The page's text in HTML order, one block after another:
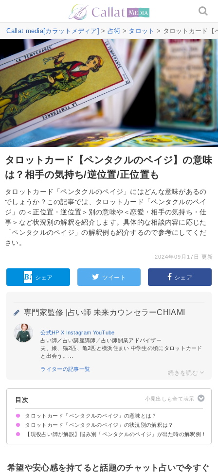
Callat media[カラットメディア] > 占術 > タロット > タロットカード【
タロットカード【ペンタクルのペイジ】の意味
は？相手の気持ち/逆位置/正位置も
タロットカード「ペンタクルのペイジ」にはどんな意味があるの
でしょうか？この記事では、タロットカード「ペンタクルのペイ
ジ」の＜正位置・逆位置＞別の意味や＜恋愛・相手の気持ち・仕
事＞など状況別の解釈を紹介します。具体的な相談内容に応じた
「ペンタクルのペイジ」の解釈例も紹介するので参考にしてくだ
さい。
2024年09月17日 更新
シェア ツイート シェア
専門家監修 | 占い師 未来カウンセラーCHIAMI
公式HP X Instagram YouTube
占い師／占い講座講師／占い師開業アドバイザー
夫、娘、猫2匹、亀2匹と横浜住まい 中学生の頃にタロットカード
と出会う。...
ライターの記事一覧
目次
タロットカード「ペンタクルのペイジ」の意味とは？
絵柄の示す意味
正位置が出た時の基本的な意味・解釈
逆位置が出た時の基本的な意味・解釈
タロットカード「ペンタクルのペイジ」の状況別の解釈は？
恋愛｜正位置が出た時
恋愛｜逆位置が出た時
相手の気持ち｜正位置が出た時
相手の気持ち｜逆位置が出た時
復縁｜正位置が出た時
復縁｜逆位置が出た時
片思いの未来｜正位置が出た時
片思いの未来｜逆位置が出た時
仕事｜正位置が出た時
仕事｜逆位置が出た時
人間関係｜正位置が出た時
人間関係｜逆位置が出た時
金運｜正位置が出た時
金運｜逆位置が出た時
【現役占い師が解説】悩み別「ペンタクルのペイジ」が出た時の解釈例！
復縁について
健康運について
仕事運について
希望や安心感を持てると話題のチャット占いで今すぐ